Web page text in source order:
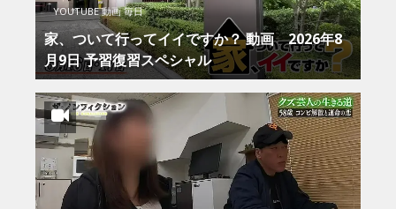
YOUTUBE 動画 毎日
家、ついて行ってイイですか？ 動画 2026年8
月9日 予習復習スペシャル